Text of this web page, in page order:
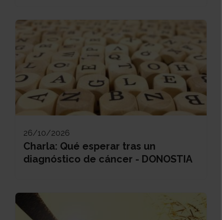
26/10/2026
Charla: Qué esperar tras un
diagnóstico de cáncer - DONOSTIA